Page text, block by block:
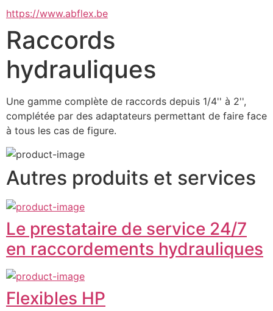
https://www.abflex.be
Raccords
hydrauliques
Une gamme complète de raccords depuis 1/4'' à 2'',
complétée par des adaptateurs permettant de faire face
à tous les cas de figure.
Autres produits et services
Le prestataire de service 24/7
en raccordements hydrauliques
Flexibles HP